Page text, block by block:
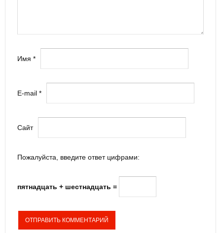
Имя *
E-mail *
Сайт
Пожалуйста, введите ответ цифрами:
пятнадцать + шестнадцать =